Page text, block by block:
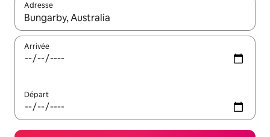
Adresse
Lorsque les résultats s'affichent, utilisez les flèches vers le
Arrivée
Départ